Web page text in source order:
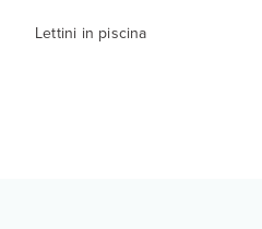
Lettini in piscina